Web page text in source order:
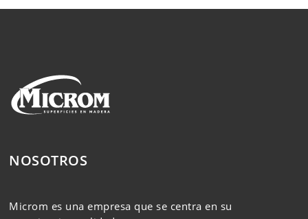
NOSOTROS
Microm es una empresa que se centra en su